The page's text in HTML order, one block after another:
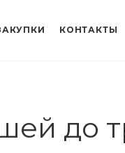
КОНТАКТЫ
до